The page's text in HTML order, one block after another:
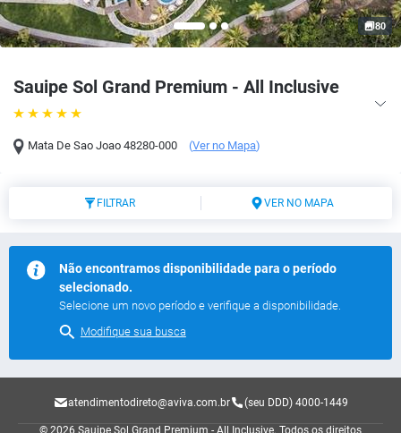
Sauipe Sol Grand Premium - All Inclusive
Mata De Sao Joao 48280-000 (Ver no Mapa)
80
FILTRAR VER NO MAPA
Não encontramos disponibilidade para o período
selecionado.
Selecione um novo período e verifique a disponibilidade.
Modifique sua busca
atendimentodireto@aviva.com.br (seu DDD) 4000-1449
© 2026 Sauipe Sol Grand Premium - All Inclusive. Todos os direitos